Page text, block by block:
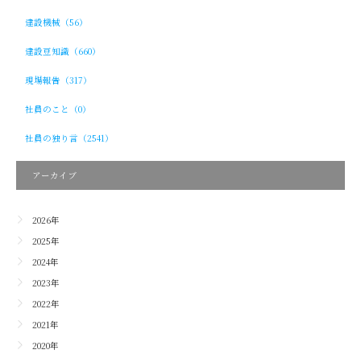
建設機械（56）
建設豆知識（660）
現場報告（317）
社員のこと（0）
社員の独り言（2541）
アーカイブ
2026年
2025年
2024年
2023年
2022年
2021年
2020年